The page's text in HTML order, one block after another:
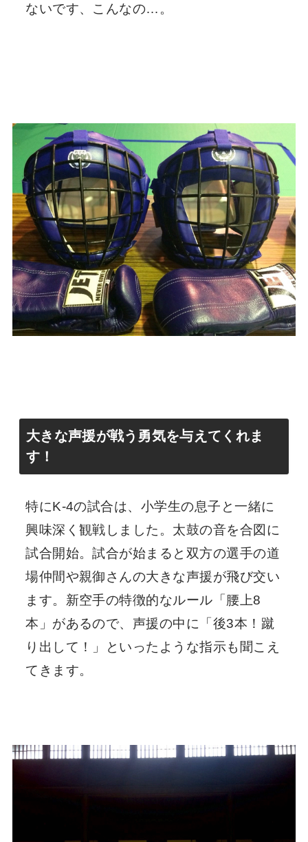
ないです、こんなの…。
大きな声援が戦う勇気を与えてくれま
す！
特にK-4の試合は、小学生の息子と一緒に
興味深く観戦しました。太鼓の音を合図に
試合開始。試合が始まると双方の選手の道
場仲間や親御さんの大きな声援が飛び交い
ます。新空手の特徴的なルール「腰上8
本」があるので、声援の中に「後3本！蹴
り出して！」といったような指示も聞こえ
てきます。